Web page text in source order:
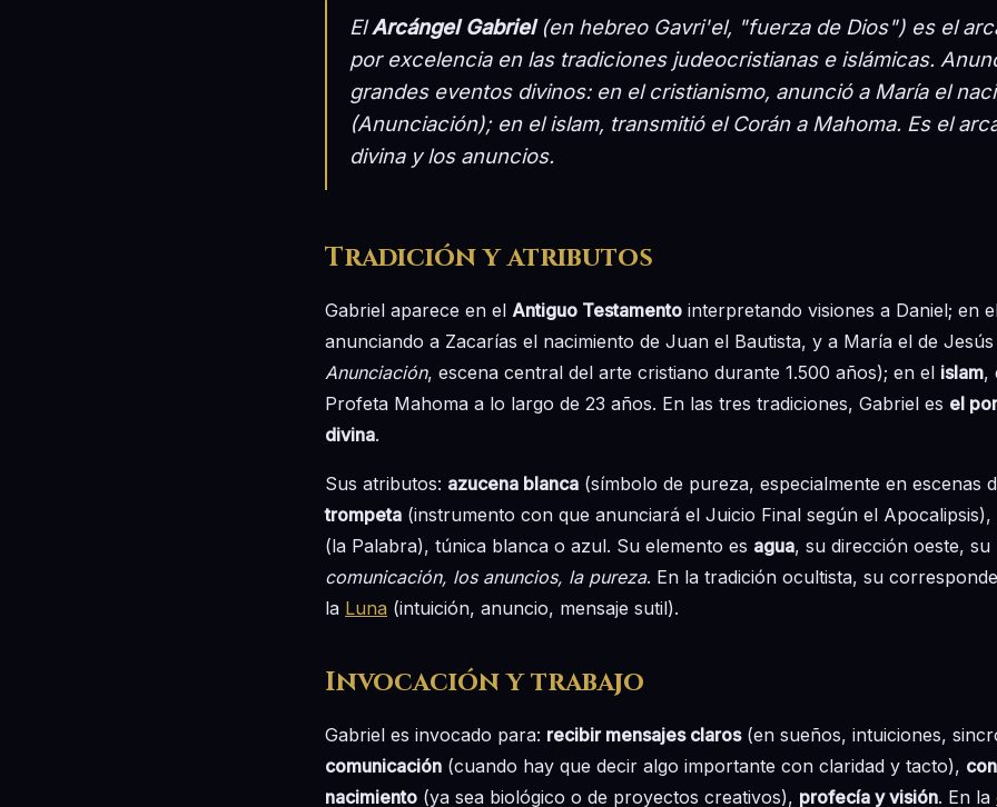
ElArcángel Gabriel(en hebreo Gavri'el, "fuerza de Dios") es el
por excelencia en las tradiciones judeocristianas e islámicas.
grandes eventos divinos: en el cristianismo, anunció a María el
(Anunciación); en el islam, transmitió el Corán a Mahoma. Es el
divina y los anuncios.
Tradición y atributos
Gabriel aparece en el Antiguo Testamento interpretando visiones a Daniel; en
anunciando a Zacarías el nacimiento de Juan el Bautista, y a María el de
Anunciación, escena central del arte cristiano durante 1.500 años); en el islam,
Profeta Mahoma a lo largo de 23 años. En las tres tradiciones, Gabriel es el
divina.
Sus atributos: azucena blanca (símbolo de pureza, especialmente en escenas
trompeta (instrumento con que anunciará el Juicio Final según el
(la Palabra), túnica blanca o azul. Su elemento es agua, su dirección oeste,
comunicación, los anuncios, la pureza. En la tradición ocultista, su
la Luna (intuición, anuncio, mensaje sutil).
Invocación y trabajo
Gabriel es invocado para: recibir mensajes claros(en sueños, intuiciones,
comunicación (cuando hay que decir algo importante con claridad y tacto),
nacimiento (ya sea biológico o de proyectos creativos), profecía y visión. En la